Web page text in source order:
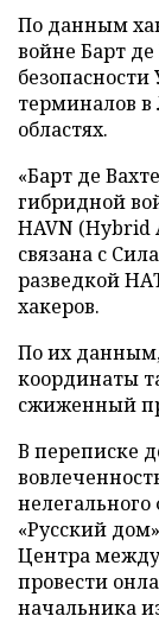
По данным
войне Барт
терминалов
областях.
«Барт де
гибридной
HAVN (Hybrid
связана с
разведкой
хакеров.
По их
координаты
сжиженный
В переписке
«Русский
Центра
провести
начальника